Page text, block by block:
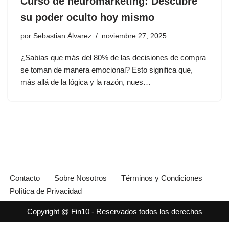
su poder oculto hoy mismo
por Sebastian Álvarez noviembre 27, 2025
¿Sabías que más del 80% de las decisiones de compra
se toman de manera emocional? Esto significa que,
más allá de la lógica y la razón, nues…
Contacto Sobre Nosotros
Términos y Condiciones
Política de Privacidad
Copyright @ Fin10 - Reservados todos los derechos